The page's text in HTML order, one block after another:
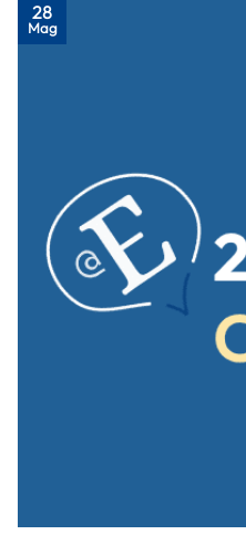
28
Mag